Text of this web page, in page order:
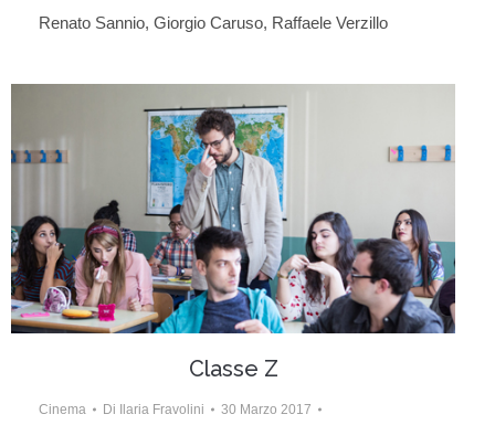
Renato Sannio, Giorgio Caruso, Raffaele Verzillo
Classe Z
Cinema Di Ilaria Fravolini 30 Marzo 2017